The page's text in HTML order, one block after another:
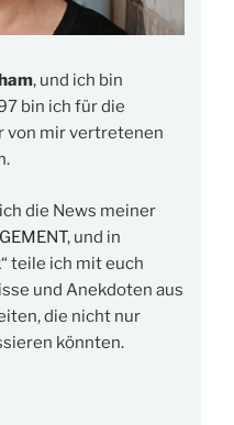
, und ich bin
bin ich für die
von mir vertretenen
die News meiner
, und in
teile ich mit euch
und Anekdoten aus
die nicht nur
könnten.